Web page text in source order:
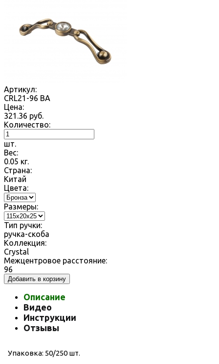
Артикул:
CRL21-96 BA
Цена:
321.36 руб.
Количество:
шт.
Вес:
0.05 кг.
Страна:
Китай
Цвета:
Размеры:
Тип ручки:
ручка-скоба
Коллекция:
Crystal
Межцентровое расстояние:
96
Добавить в корзину
Описание
Видео
Инструкции
Отзывы
Упаковка: 50/250 шт.